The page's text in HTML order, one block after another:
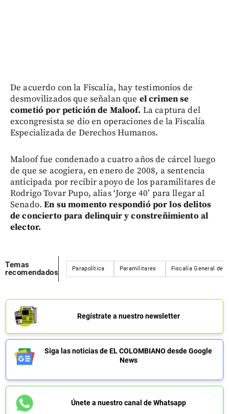
De acuerdo con la Fiscalía, hay testimonios de
desmovilizados que señalan que el crimen se
cometió por petición de Maloof. La captura del
excongresista se dio en operaciones de la Fiscalía
Especializada de Derechos Humanos.
Maloof fue condenado a cuatro años de cárcel luego
de que se acogiera, en enero de 2008, a sentencia
anticipada por recibir apoyo de los paramilitares de
Rodrigo Tovar Pupo, alias ‘Jorge 40’ para llegar al
Senado.En su momento respondió por los delitos
de concierto para delinquir y constreñimiento al
elector.
Temas
recomendados
Parapolítica Paramilitares Fiscalía General de
Regístrate a nuestro newsletter
Siga las noticias de EL COLOMBIANO desde Google
News
Únete a nuestro canal de Whatsapp